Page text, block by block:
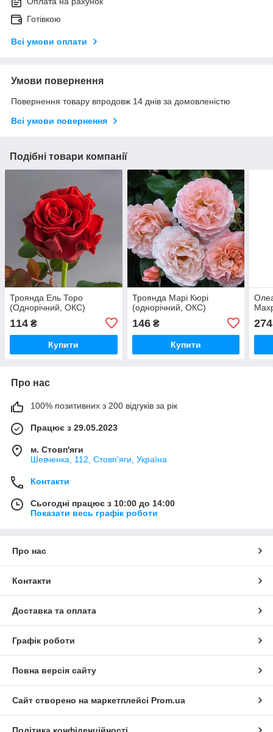
Готівкою
Всі умови оплати
Умови повернення
Повернення товару впродовж 14 днів за домовленістю
Всі умови повернення
Подібні товари компанії
Троянда Ель Торо
(Однорічний, ОКС)
114 ₴
Купити
Троянда Марі Кюрі
(однорічний, ОКС)
146₴
Купити
274
Про нас
100% позитивних з 200 відгуків за рік
Працює з 29.05.2023
м. Стовп'яги
Шевченка, 112, Стовп'яги, Україна
Контакти
Сьогодні працює з 10:00 до 14:00
Показати весь графік роботи
Про нас
Контакти
Доставка та оплата
Графік роботи
Повна версія сайту
Сайт створено на маркетплейсі Prom.ua